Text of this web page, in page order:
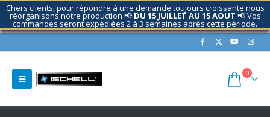
Chers clients, pour répondre à une demande toujours croissante nous
réorganisons notre production 📢 DU 15 JUILLET AU 15 AOUT 📢 Vos
commandes seront expédiées 2 à 3 semaines après cette période.
Contactez nous si nécessaire.
0